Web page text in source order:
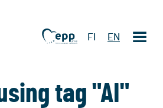
FI EN
tag "AI"